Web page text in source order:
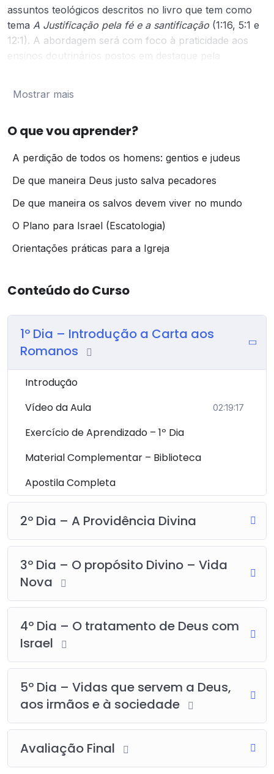
assuntos teológicos descritos no livro que tem como
tema A Justificação pela fé e a santificação (1:16, 5:1 e
12:1). A abordagem será com foco à praticidade aos
ensinos doutrinários postos em destaque pela
pecado, a incapacidade da Lei Mosaica para salvar o
futuro de Israel, os frutos do Espírito, a comunhão
Doutrinária e outra parte Exortativa. Esta é uma carta
missionária onde o autor apresenta o evangelho que
ATENÇÃO:
Este módulo é oferecido com aulas ao vivo
nas datas divulgadas no
Calendário Acadêmico
Mostrar mais
O que vou aprender?
A perdição de todos os homens: gentios e judeus
De que maneira Deus justo salva pecadores
De que maneira os salvos devem viver no mundo
O Plano para Israel (Escatologia)
Orientações práticas para a Igreja
Conteúdo do Curso
1º Dia – Introdução a Carta aos
Romanos
Introdução
Vídeo da Aula
02:19:17
Exercício de Aprendizado – 1º Dia
Material Complementar – Biblioteca
Apostila Completa
2º Dia – A Providência Divina
3º Dia – O propósito Divino – Vida
Nova
4º Dia – O tratamento de Deus com
Israel
5º Dia – Vidas que servem a Deus,
aos irmãos e à sociedade
Avaliação Final